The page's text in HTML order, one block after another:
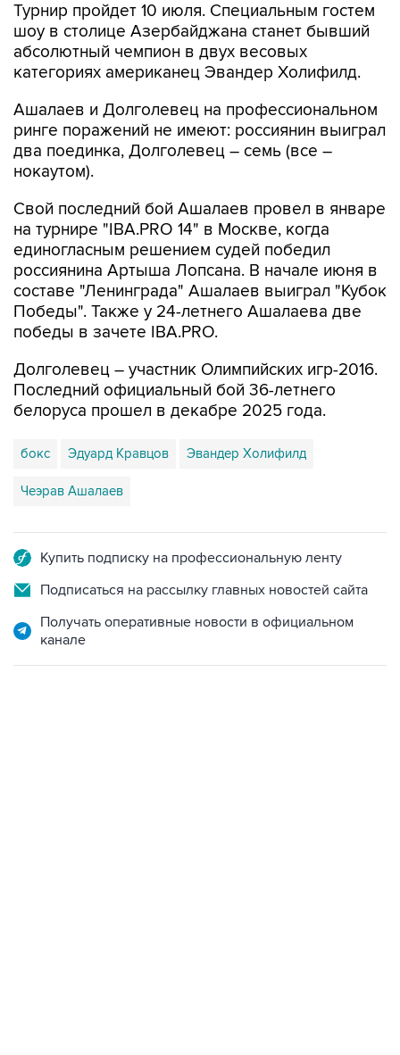
Турнир пройдет 10 июля. Специальным гостем
шоу в столице Азербайджана станет бывший
абсолютный чемпион в двух весовых
категориях американец Эвандер Холифилд.
Ашалаев и Долголевец на профессиональном
ринге поражений не имеют: россиянин выиграл
два поединка, Долголевец – семь (все –
нокаутом).
Свой последний бой Ашалаев провел в январе
на турнире "IBA.PRO 14" в Москве, когда
единогласным решением судей победил
россиянина Артыша Лопсана. В начале июня в
составе "Ленинграда" Ашалаев выиграл "Кубок
Победы". Также у 24-летнего Ашалаева две
победы в зачете IBA.PRO.
Долголевец – участник Олимпийских игр-2016.
Последний официальный бой 36-летнего
белоруса прошел в декабре 2025 года.
бокс Эдуард Кравцов Эвандер Холифилд
Чеэрав Ашалаев
Купить подписку на профессиональную ленту
Подписаться на рассылку главных новостей сайта
Получать оперативные новости в официальном
канале